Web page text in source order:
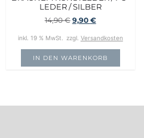
LEDER / SILBER
14,90€ 9,90 €
inkl. 19 % MwSt. zzgl. Versandkosten
IN DEN WARENKORB